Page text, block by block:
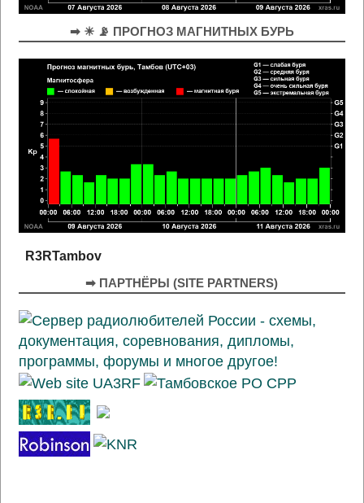
➡ ☀ 📡 ПРОГНОЗ МАГНИТНЫХ БУРЬ
R3RTambov
➡ ПАРТНЁРЫ (SITE PARTNERS)